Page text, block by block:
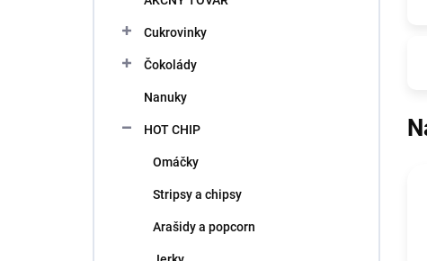
Cukrovinky
Čokolády
Nanuky
HOT CHIP
Omáčky
Stripsy a chipsy
Arašidy a popcorn